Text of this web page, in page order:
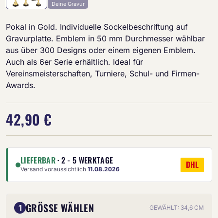
Deine Gravur
Pokal in Gold. Individuelle Sockelbeschriftung auf
Gravurplatte. Emblem in 50 mm Durchmesser wählbar
aus über 300 Designs oder einem eigenen Emblem.
Auch als 6er Serie erhältlich. Ideal für
Vereinsmeisterschaften, Turniere, Schul- und Firmen-
Awards.
42,90 €
LIEFERBAR· 2 - 5 WERKTAGE
Versand voraussichtlich 11.08.2026 DHL
1 GRÖSSE WÄHLEN GEWÄHLT: 34,6 CM